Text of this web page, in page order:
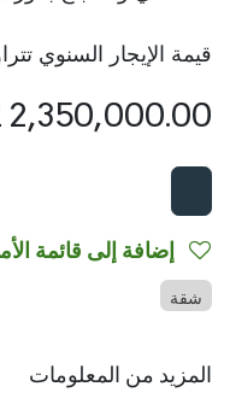
قيمة الإيجار السنوي تتراوح بين 160,000
2,350,000.00
شقة
المزيد من المعلومات